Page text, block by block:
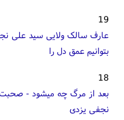
19
عارف سالک ولایی سید علی
بتوانیم عمق دل را
18
بعد از مرگ چه میشود - صحبت
نجفی یزدی